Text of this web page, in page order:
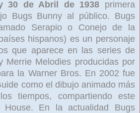
30 de Abril de 1938 primera
Bugs Bunny al público. Bugs
Serapio o
Conejo de la
hispanos) es un personaje
que aparece en las series de
Merrie Melodies producidas por
la Warner Bros. En 2002 fue
como el dibujo animado más
tiempos, compartiendo este
House. En la actualidad Bugs